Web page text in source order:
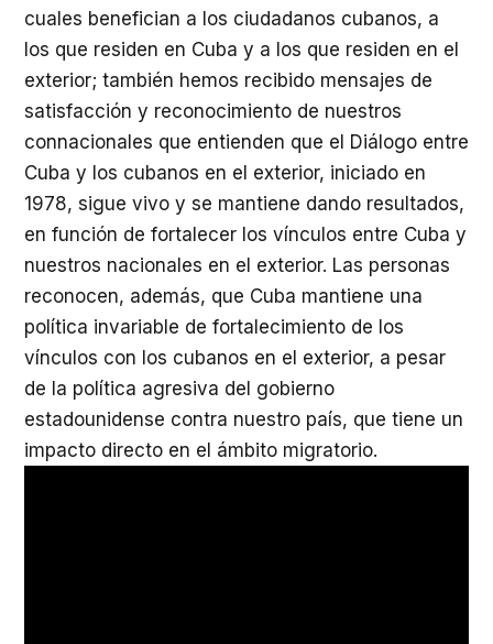
cuales benefician a los ciudadanos cubanos, a
los que residen en Cuba y a los que residen en el
exterior; también hemos recibido mensajes de
satisfacción y reconocimiento de nuestros
connacionales que entienden que el Diálogo entre
Cuba y los cubanos en el exterior, iniciado en
1978, sigue vivo y se mantiene dando resultados,
en función de fortalecer los vínculos entre Cuba y
nuestros nacionales en el exterior. Las personas
reconocen, además, que Cuba mantiene una
política invariable de fortalecimiento de los
vínculos con los cubanos en el exterior, a pesar
de la política agresiva del gobierno
estadounidense contra nuestro país, que tiene un
impacto directo en el ámbito migratorio.